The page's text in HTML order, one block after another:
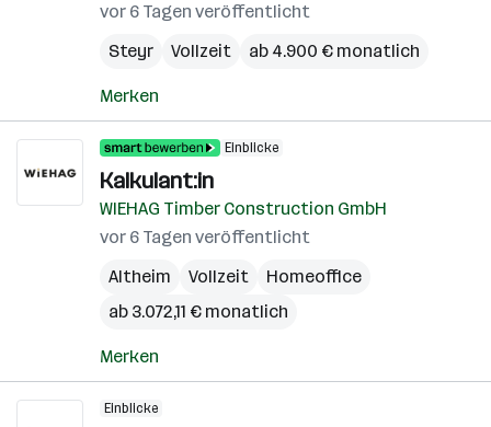
vor 6 Tagen veröffentlicht
Steyr
Vollzeit ab 4.900 € monatlich
Merken
Einblicke
Kalkulant:in
WIEHAG Timber Construction GmbH
vor 6 Tagen veröffentlicht
Altheim
Vollzeit
Homeoffice
ab 3.072,11 € monatlich
Merken
Einblicke